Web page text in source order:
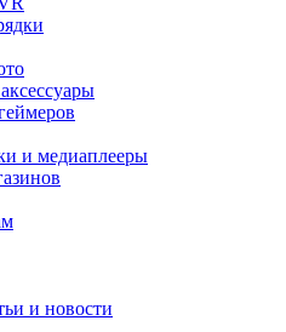
и медиаплееры
и новости